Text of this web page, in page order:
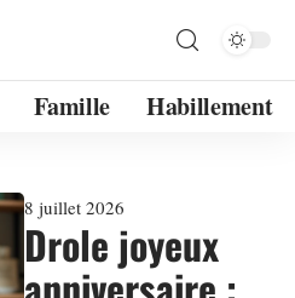
Famille Habillement
8 juillet 2026
Drole joyeux